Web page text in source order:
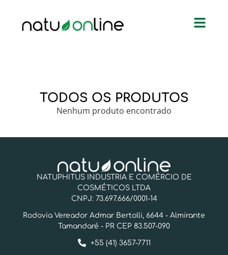
TODOS OS PRODUTOS
Nenhum produto encontrado
NATUPHITUS INDUSTRIA E COMÉRCIO DE
COSMÉTICOS LTDA
CNPJ: 73.697.666/0001-14
Rodovia Vereador Admar Bertolli, 6644 - Almirante
Tamandaré - PR CEP 83.507-090
+55 (41) 3657-7711